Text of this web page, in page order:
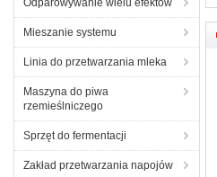
Odparowywanie wielu efektów
Mieszanie systemu
Linia do przetwarzania mleka
Maszyna do piwa
rzemieślniczego
Sprzęt do fermentacji
Zakład przetwarzania napojów